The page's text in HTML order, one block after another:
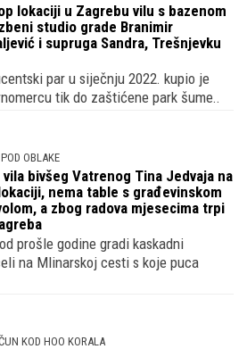
lokaciji u Zagrebu vilu s bazenom
studio grade Branimir
i supruga Sandra, Trešnjevku
par u siječnju 2022. kupio je
tik do zaštićene park šume..
OBLAKE
vila bivšeg Vatrenog Tina Jedvaja na
nema table s građevinskom
a zbog radova mjesecima trpi
prošle godine gradi kaskadni
na Mlinarskoj cesti s koje puca
KOD HOO KORALA